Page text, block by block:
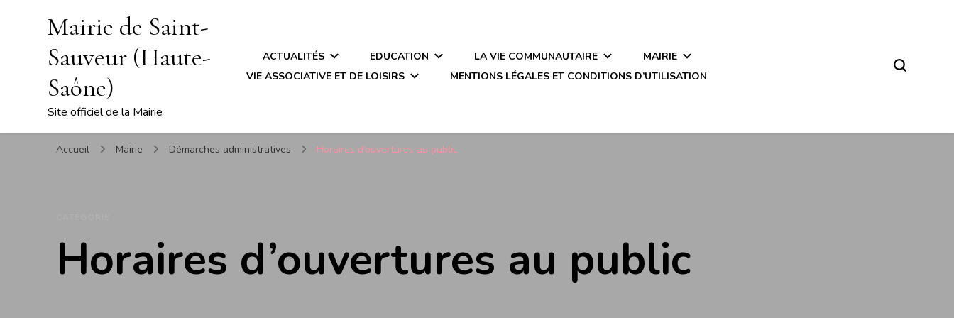
Mairie de Saint-
Sauveur (Haute-
Saône)
Site officiel de la Mairie
ACTUALITÉS EDUCATION LA VIE COMMUNAUTAIRE
MAIRIE
VIE ASSOCIATIVE ET DE LOISIRS
MENTIONS LÉGALES ET CONDITIONS D’UTILISATION
Accueil Mairie Démarches administratives Horaires d’ouvertures au public
Horaires d’ouvertures au public